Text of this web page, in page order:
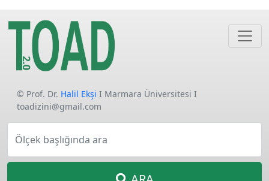
© Prof. Dr. Halil Ekşi I Marmara Üniversitesi I
toadizini@gmail.com
Ölçek başlığında ara